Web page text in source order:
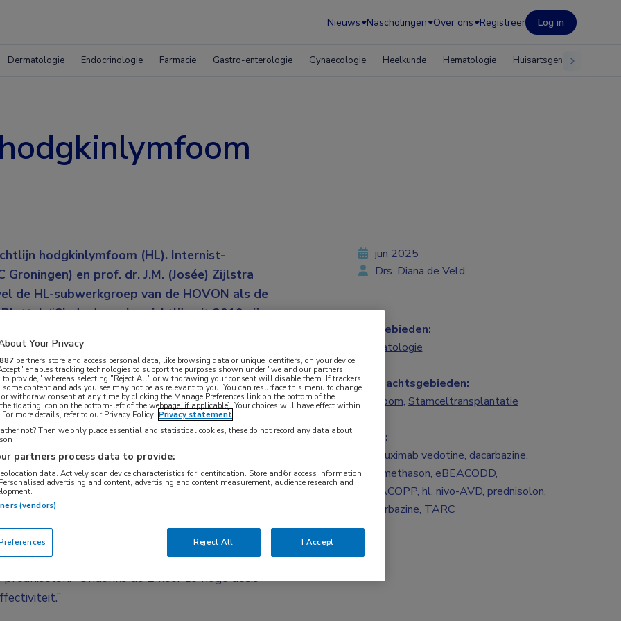
Nieuws Nascholingen Over ons Registreer Log in
Dermatologie Endocrinologie Farmacie Gastro-enterologie Gynaecologie Heelkunde Hematologie Huisartsgeneeskunde
hodgkinlymfoom (HL). Internist-
en prof. dr. J.M. (Josée) Zijlstra
de HL-subwerkgroep van de HOVON als de
“Sinds de vorige richtlijn uit 2019 zijn er,
veranderingen in risicoclassificatie,
voor vroegstadium HL: die van de EORTC en
“Deze zijn nu samengevoegd tot 1 werkbare
maar het is eenvoudiger om te bepalen of
valt.”
behandelschema’s is vervangen door
en prednisolon door dexamethason”,
vruchtbaarheid en stamcellen en verhoogt het
Dexamethason is minder belastend: het wordt
“Ondanks de 2 keer zo hoge dosis
jun 2025
Drs. Diana de Veld
Vakgebieden:
Hematologie
Aandachtsgebieden:
Lymfoom, Stamceltransplantatie
Tags:
brentuximab vedotine, dacarbazine,
dexamethason, eBEACODD,
eBEACOPP, hl, nivo-AVD, prednisolon,
procarbazine, TARC
Your Privacy
887 partners store and access personal data, like browsing data or unique identifiers, on your device.
enables tracking technologies to support the purposes shown under "we and our partners
to provide," whereas selecting "Reject All" or withdrawing your consent will disable them. If trackers
some content and ads you see may not be as relevant to you. You can resurface this menu to change
or withdraw consent at any time by clicking the Manage Preferences link on the bottom of the
floating icon on the bottom-left of the webpage, if applicable]. Your choices will have effect within
more details, refer to our Privacy Policy. Privacy statement
not? Then we only place essential and statistical cookies, these do not record any data about
partners process data to provide:
data. Actively scan device characteristics for identification. Store and/or access information
advertising and content, advertising and content measurement, audience research and
(vendors)
Reject All I Accept